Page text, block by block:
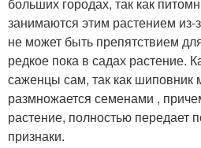
занимаются этим растением из-
не может быть препятствием
редкое пока в садах растение.
саженцы сам, так как
размножается семенами ,
растение, полностью передает
признаки.